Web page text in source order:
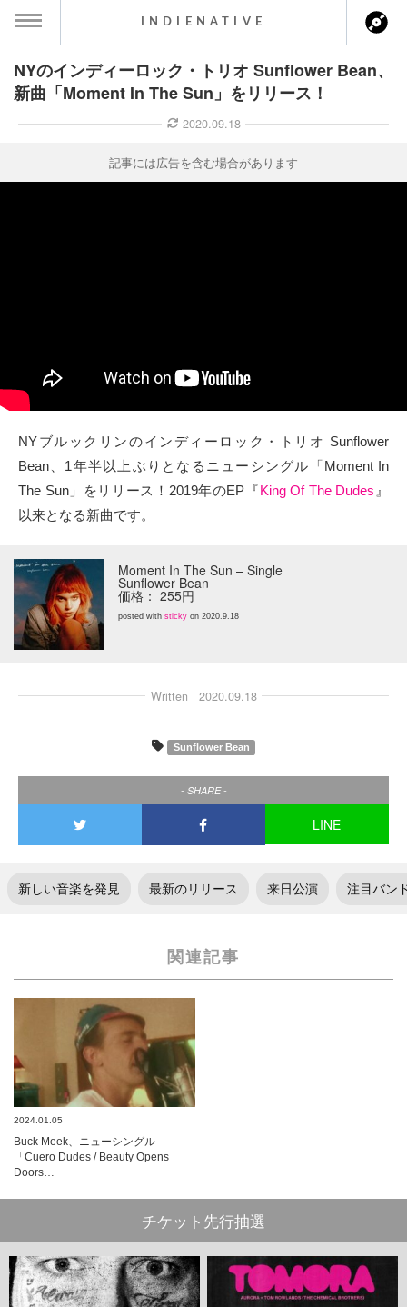
MENU
ト
クト
Twitter
Facebook
instagram
INDIENATIVE
NYのインディーロック・トリオ Sunflower Bean、
新曲「Moment In The Sun」をリリース！
2020.09.18
記事には広告を含む場合があります
NYブルックリンのインディーロック・トリオ Sunflower
Bean、1年半以上ぶりとなるニューシングル「Moment In
The Sun」をリリース！2019年のEP『King Of The Dudes 』
以来となる新曲です。
Moment In The Sun – Single
Sunflower Bean
価格： 255円
posted with sticky on 2020.9.18
Written 2020.09.18
Sunflower Bean
- SHARE -
LINE
新しい音楽を発見 最新のリリース 来日公演 注目バン
関連記事
2024.01.05
Buck Meek、ニューシングル
「Cuero Dudes / Beauty Opens
Doors…
チケット先行抽選